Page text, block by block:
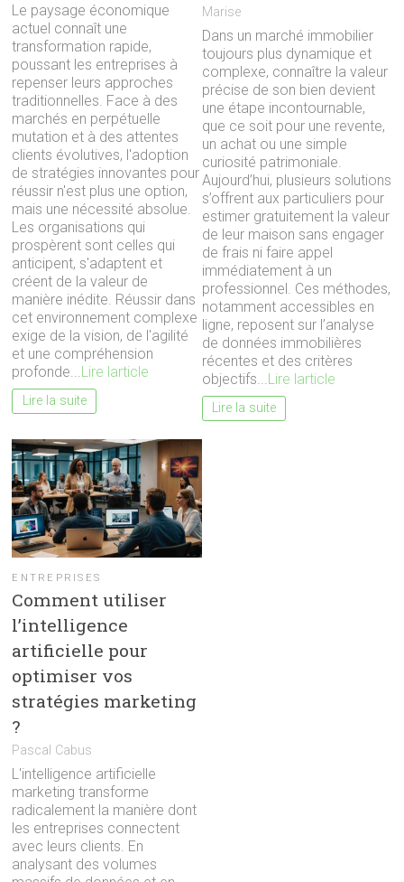
Le paysage économique
actuel connaît une
transformation rapide,
poussant les entreprises à
repenser leurs approches
traditionnelles. Face à des
marchés en perpétuelle
mutation et à des attentes
clients évolutives, l'adoption
de stratégies innovantes pour
réussir n'est plus une option,
mais une nécessité absolue.
Les organisations qui
prospèrent sont celles qui
anticipent, s'adaptent et
créent de la valeur de
manière inédite. Réussir dans
cet environnement complexe
exige de la vision, de l'agilité
et une compréhension
profonde...Lire larticle
Lire la suite
Marise
Dans un marché immobilier
toujours plus dynamique et
complexe, connaître la valeur
précise de son bien devient
une étape incontournable,
que ce soit pour une revente,
un achat ou une simple
curiosité patrimoniale.
Aujourd’hui, plusieurs solutions
s’offrent aux particuliers pour
estimer gratuitement la valeur
de leur maison sans engager
de frais ni faire appel
immédiatement à un
professionnel. Ces méthodes,
notamment accessibles en
ligne, reposent sur l’analyse
de données immobilières
récentes et des critères
objectifs...Lire larticle
Lire la suite
ENTREPRISES
Comment utiliser
l’intelligence
artificielle pour
optimiser vos
stratégies marketing
?
Pascal Cabus
L'intelligence artificielle
marketing transforme
radicalement la manière dont
les entreprises connectent
avec leurs clients. En
analysant des volumes